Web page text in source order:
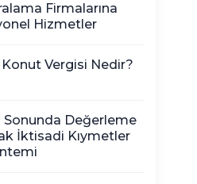
Firmalarına
Hizmetler
Vergisi Nedir?
Sonunda Değerleme
İktisadi Kıymetler